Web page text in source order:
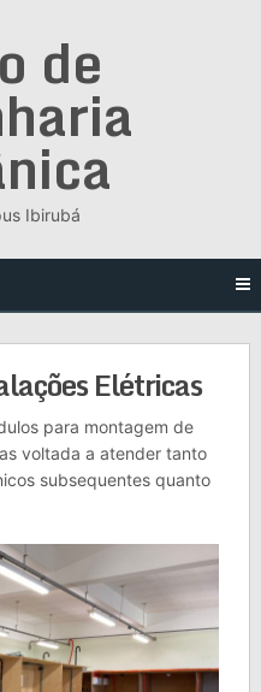
de
Ibirubá
Elétricas
para montagem de
voltada a atender tanto
subsequentes quanto